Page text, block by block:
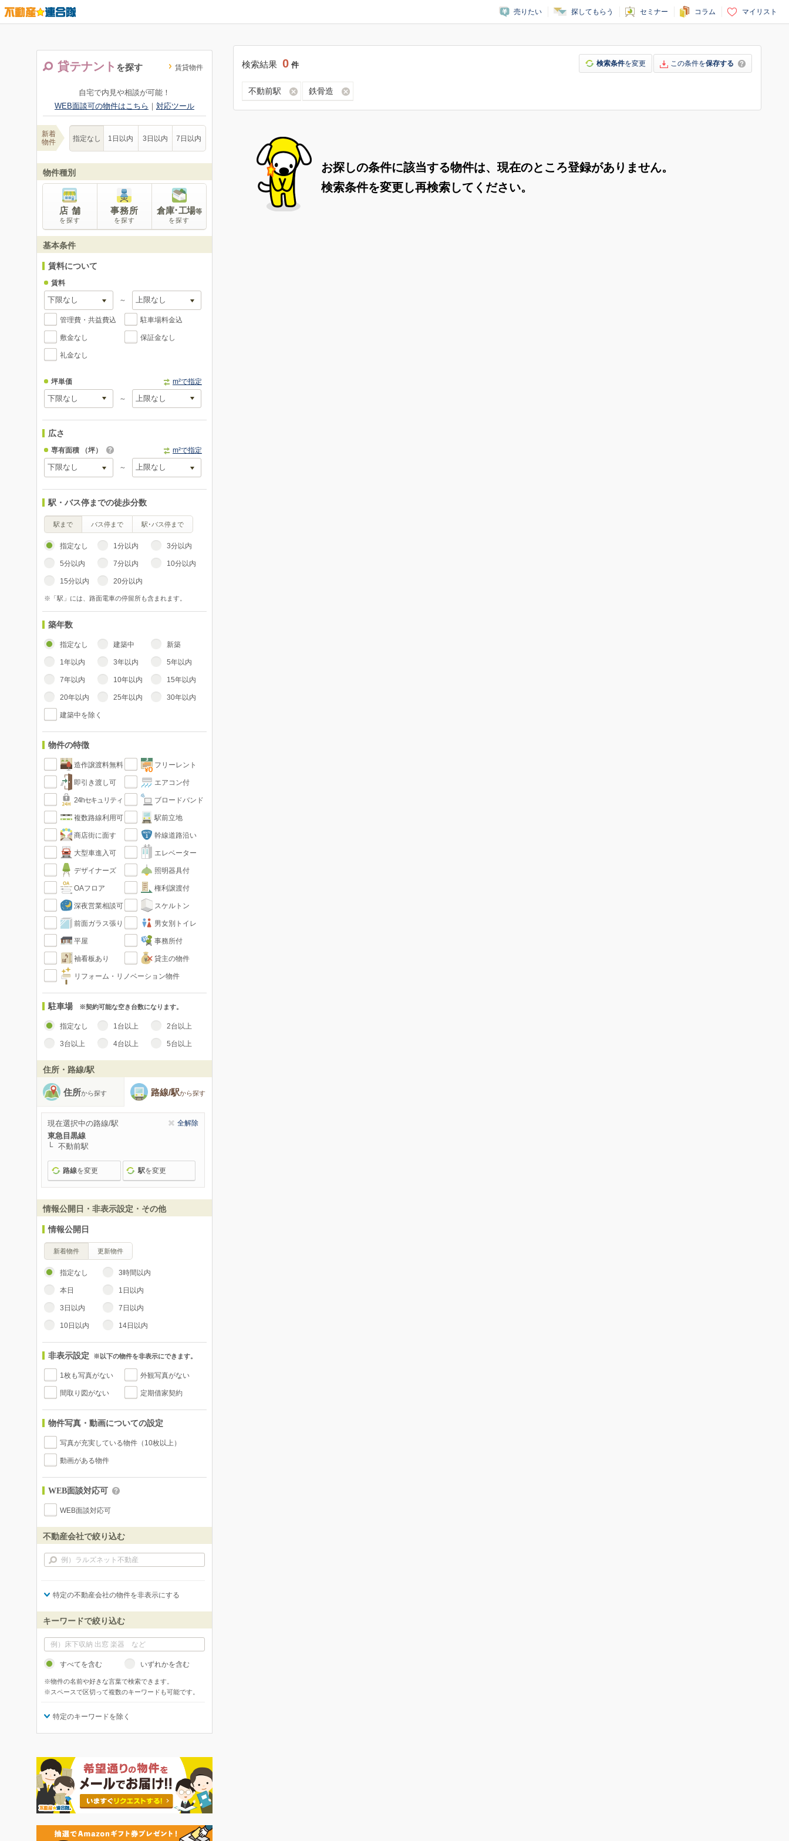
売りたい 探してもらう セミナー コラム マイリスト
貸テナント を探す 賃貸物件
自宅で内見や相談が可能！
WEB面談可の物件はこちら ｜ 対応ツール
新着
物件
指定なし 1日以内 3日以内 7日以内
物件種別
店 舗
を探す
事務所
を探す
倉庫･工場等
を探す
基本条件
賃料について
賃料
～
管理費・共益費込 駐車場料金込
敷金なし 保証金なし
礼金なし
坪単価 m²で指定
～
広さ
専有面積 （坪） m²で指定
～
駅・バス停までの徒歩分数
駅まで バス停まで 駅･バス停まで
指定なし 1分以内 3分以内
5分以内 7分以内 10分以内
15分以内 20分以内
※「駅」には、路面電車の停留所も含まれます。
築年数
指定なし 建築中 新築
1年以内 3年以内 5年以内
7年以内 10年以内 15年以内
20年以内 25年以内 30年以内
建築中を除く
物件の特徴
造作譲渡料無料 フリーレント
即引き渡し可 エアコン付
24hセキュリティ ブロードバンド
複数路線利用可 駅前立地
商店街に面す 幹線道路沿い
大型車進入可 エレベーター
デザイナーズ 照明器具付
OAフロア 権利譲渡付
深夜営業相談可 スケルトン
前面ガラス張り 男女別トイレ
平屋 事務所付
袖看板あり 貸主の物件
リフォーム・リノベーション物件
駐車場 ※契約可能な空き台数になります。
指定なし 1台以上 2台以上
3台以上 4台以上 5台以上
住所・路線/駅
住所から探す 路線/駅から探す
現在選択中の路線/駅 全解除
東急目黒線
不動前駅
路線を変更 駅を変更
情報公開日・非表示設定・その他
情報公開日
新着物件 更新物件
指定なし 3時間以内
本日 1日以内
3日以内 7日以内
10日以内 14日以内
非表示設定 ※以下の物件を非表示にできます。
1枚も写真がない 外観写真がない
間取り図がない 定期借家契約
物件写真・動画についての設定
写真が充実している物件（10枚以上）
動画がある物件
WEB面談対応可
WEB面談対応可
不動産会社で絞り込む
特定の不動産会社の物件を非表示にする
キーワードで絞り込む
すべてを含む いずれかを含む
※物件の名前や好きな言葉で検索できます。
※スペースで区切って複数のキーワードも可能です。
特定のキーワードを除く
検索結果 0 件 検索条件を変更 この条件を保存する
不動前駅 鉄骨造
お探しの条件に該当する物件は、現在のところ登録がありません。
検索条件を変更し再検索してください。